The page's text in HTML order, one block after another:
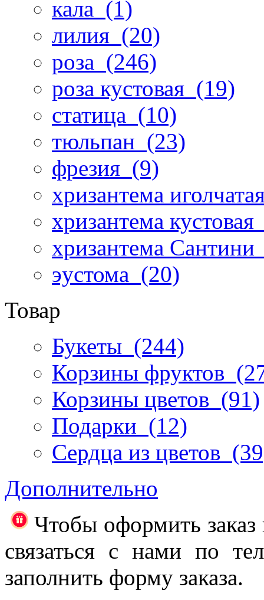
кала (1)
лилия (20)
роза (246)
роза кустовая (19)
статица (10)
тюльпан (23)
фрезия (9)
хризантема
хризантема кустовая
хризантема Сантини
эустома (20)
Товар
Букеты (244)
Корзины фруктов
Корзины цветов (91)
Подарки (12)
Сердца из цветов
Дополнительно
Чтобы оформить
связаться с нами по
заполнить форму заказа.